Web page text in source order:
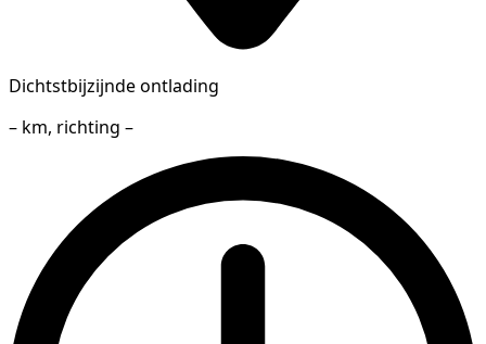
Dichtstbijzijnde ontlading
– km, richting –